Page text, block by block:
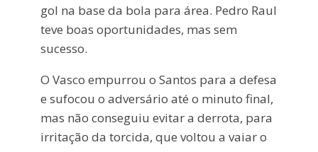
gol na base da bola para área. Pedro Raul
teve boas oportunidades, mas sem
sucesso.
O Vasco empurrou o Santos para a defesa
e sufocou o adversário até o minuto final,
mas não conseguiu evitar a derrota, para
irritação da torcida, que voltou a vaiar o